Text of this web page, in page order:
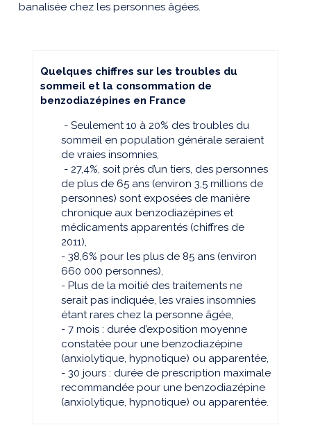
banalisée chez les personnes âgées.
Quelques chiffres sur les troubles du
sommeil et la consommation de
benzodiazépines en France
- Seulement 10 à 20% des troubles du
sommeil en population générale seraient
de vraies insomnies,
- 27,4%, soit près d’un tiers, des personnes
de plus de 65 ans (environ 3,5 millions de
personnes) sont exposées de manière
chronique aux benzodiazépines et
médicaments apparentés (chiffres de
2011),
- 38,6% pour les plus de 85 ans (environ
660 000 personnes),
- Plus de la moitié des traitements ne
serait pas indiquée, les vraies insomnies
étant rares chez la personne âgée,
- 7 mois : durée d’exposition moyenne
constatée pour une benzodiazépine
(anxiolytique, hypnotique) ou apparentée,
- 30 jours : durée de prescription maximale
recommandée pour une benzodiazépine
(anxiolytique, hypnotique) ou apparentée.